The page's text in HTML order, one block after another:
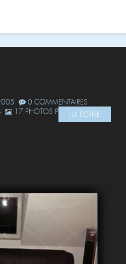
0 COMMENTAIRES
17 PHOTOS POSTÉESLUI ÉCRIRE